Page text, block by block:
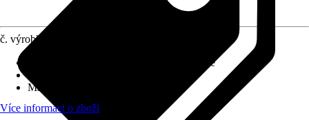
č. výrobku
Lesk, Kartáčované
Materiál
Více informací o zboží